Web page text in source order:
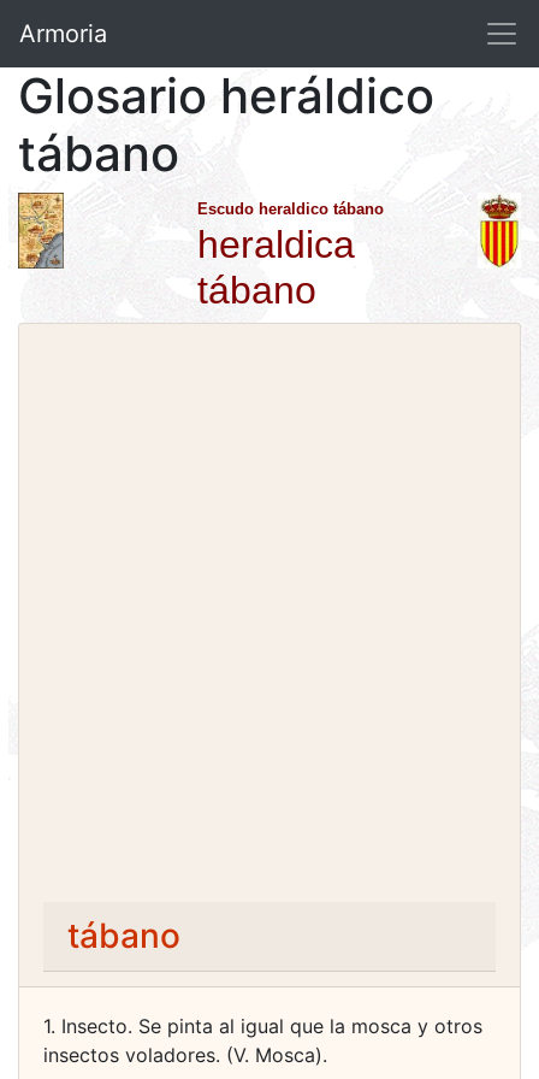
Armoria
Glosario heráldico
tábano
Escudo heraldico tábano
heraldica
tábano
tábano
1. Insecto. Se pinta al igual que la mosca y otros
insectos voladores. (V. Mosca).